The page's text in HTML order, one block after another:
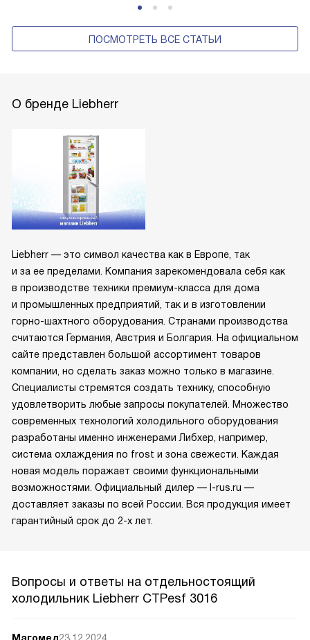
ПОСМОТРЕТЬ ВСЕ СТАТЬИ
О бренде Liebherr
Liebherr — это символ качества как в Европе, так
и за ее пределами. Компания зарекомендовала себя как
в производстве техники премиум-класса для дома
и промышленных предприятий, так и в изготовлении
горно-шахтного оборудования. Странами производства
считаются Германия, Австрия и Болгария. На официальном
сайте представлен большой ассортимент товаров
компании, но сделать заказ можно только в магазине.
Специалисты стремятся создать технику, способную
удовлетворить любые запросы покупателей. Множество
современных технологий холодильного оборудования
разработаны именно инженерами Либхер, например,
система охлаждения no frost и зона свежести. Каждая
новая модель поражает своими функциональными
возможностями. Официальный дилер — l-rus.ru —
доставляет заказы по всей России. Вся продукция имеет
гарантийный срок до 2-х лет.
Вопросы и ответы на отдельностоящий
холодильник Liebherr CTPesf 3016
Магомед23.12.2024